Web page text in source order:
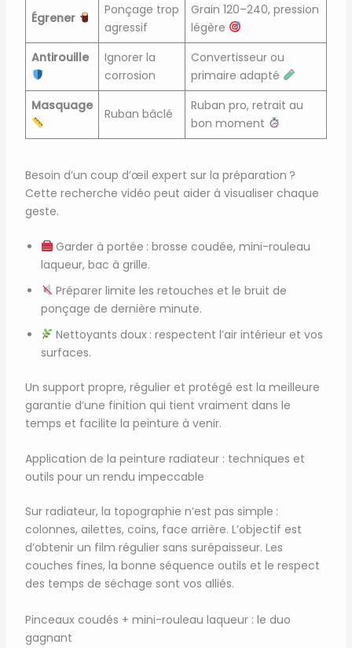
Égrener
Ponçage trop
agressif
Grain 120–240, pression
légère
Antirouille
Ignorer la
corrosion
Convertisseur ou
primaire adapté
Masquage
Ruban bâclé
Ruban pro, retrait au
bon moment
Besoin d’un coup d’œil expert sur la préparation ?
Cette recherche vidéo peut aider à visualiser chaque
geste.
Garder à portée : brosse coudée, mini-rouleau
laqueur, bac à grille.
Préparer limite les retouches et le bruit de
ponçage de dernière minute.
Nettoyants doux : respectent l’air intérieur et vos
surfaces.
Un support propre, régulier et protégé est la meilleure
garantie d’une finition qui tient vraiment dans le
temps et facilite la peinture à venir.
Application de la peinture radiateur : techniques et
outils pour un rendu impeccable
Sur radiateur, la topographie n’est pas simple :
colonnes, ailettes, coins, face arrière. L’objectif est
d’obtenir un film régulier sans surépaisseur. Les
couches fines, la bonne séquence outils et le respect
des temps de séchage sont vos alliés.
Pinceaux coudés + mini-rouleau laqueur : le duo
gagnant